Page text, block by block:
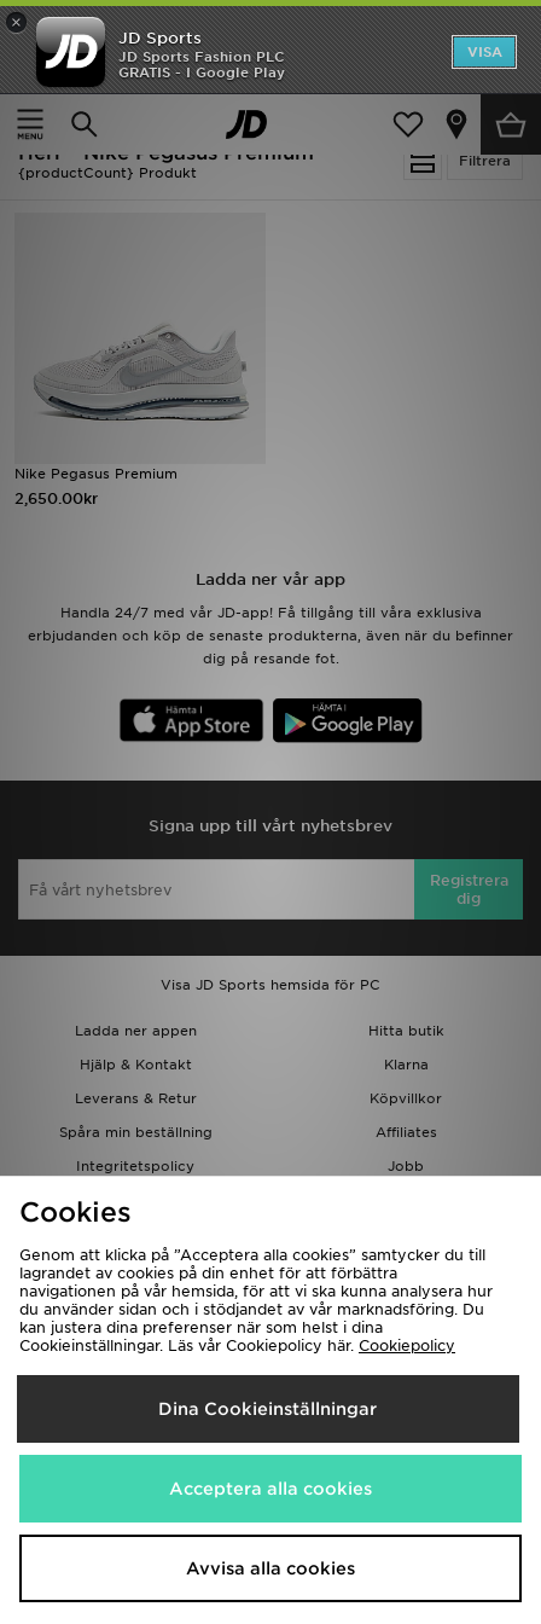
×
JD Sports
JD Sports Fashion PLC
GRATIS - I Google Play
VISA
Ny termin, ny stil Essentials för skolstarten
Hem
Herr
Filtrera
Herr - Nike Pegasus Premium
{productCount} Produkt
Nike Pegasus Premium
2,650.00kr
Ladda ner vår app
Handla 24/7 med vår JD-app! Få tillgång till våra exklusiva
erbjudanden och köp de senaste produkterna, även när du befinner
dig på resande fot.
Signa upp till vårt nyhetsbrev
Registrera
dig
Visa JD Sports hemsida för PC
Ladda ner appen
Hitta butik
Hjälp & Kontakt
Klarna
Leverans & Retur
Köpvillkor
Spåra min beställning
Affiliates
Integritetspolicy
Jobb
JD-bloggen
Levererar Till
Sverige
Vi accepterar följande betalningssätt
Besök bolagets hemsida på www.jdplc.com
Hem
Rea
Nyheter
Varumärken
Sport
Mina meddelanden
Cookies
Genom att klicka på ”Acceptera alla cookies” samtycker du till
lagrandet av cookies på din enhet för att förbättra
navigationen på vår hemsida, för att vi ska kunna analysera hur
du använder sidan och i stödjandet av vår marknadsföring. Du
kan justera dina preferenser när som helst i dina
Cookieinställningar. Läs vår Cookiepolicy här. Cookiepolicy
Dina Cookieinställningar
Acceptera alla cookies
Avvisa alla cookies